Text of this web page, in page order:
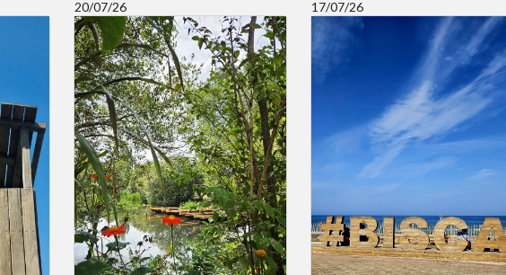
20/07/26 17/07/26